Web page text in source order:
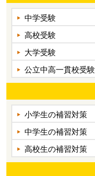
中学受験
高校受験
大学受験
公立中高一貫校受験
小学生の補習対策
中学生の補習対策
高校生の補習対策